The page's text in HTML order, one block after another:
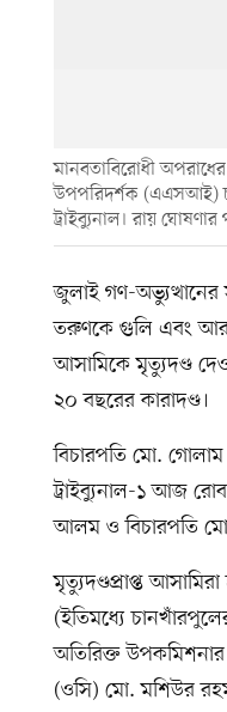
মানবতাবিরোধী
উপপরিদর্শক (এএসআই)
ট্রাইব্যুনাল। রায়
জুলাই গণ-অভ্যুত্থানের
তরুণকে গুলি এবং আরও
আসামিকে মৃত্যুদণ্ড
২০ বছরের কারাদণ্ড।
বিচারপতি মো.
ট্রাইব্যুনাল-১ আজ
আলম ও বিচারপতি
মৃত্যুদণ্ডপ্রাপ্ত
(ইতিমধ্যে
অতিরিক্ত উপকমিশনার
(ওসি) মো. মশিউর